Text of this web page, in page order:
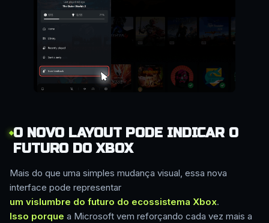
O NOVO LAYOUT PODE INDICAR O
FUTURO DO XBOX
Mais do que uma simples mudança visual, essa nova
interface pode representar
um vislumbre do futuro do ecossistema Xbox.
Isso porque a Microsoft vem reforçando cada vez mais a